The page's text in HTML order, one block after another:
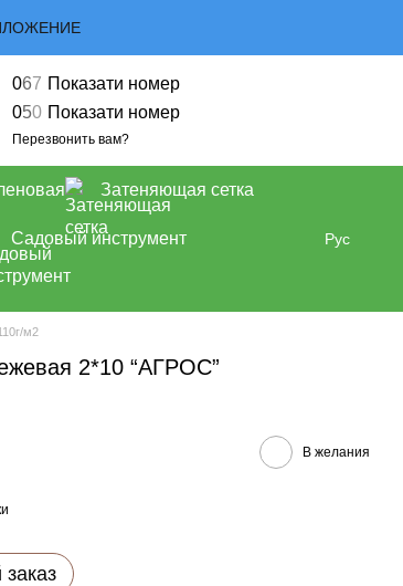
067 Показати номер
050 Показати номер
Перезвонить вам?
Затеняющая сетка
Садовый инструмент Рус
м2
2*10 “AГРОС”
В желания